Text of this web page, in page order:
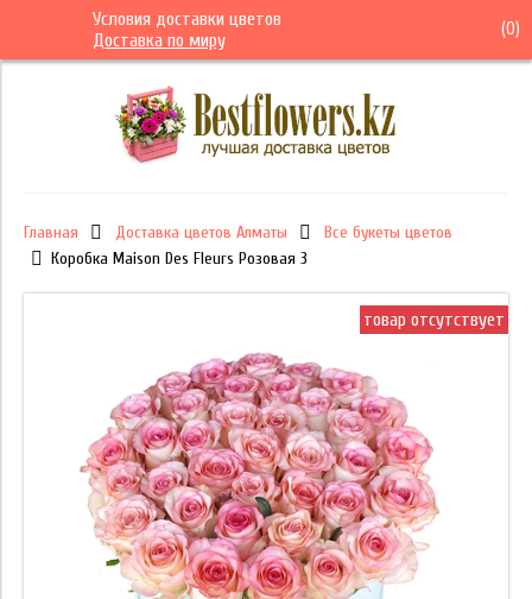
Условия доставки цветов
Доставка по миру
(0)
Главная Доставка цветов Алматы
Все букеты цветов
Коробка Maison Des Fleurs Розовая 3
товар отсутствует